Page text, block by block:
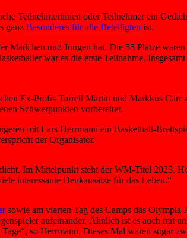
Teilnehmerinnen oder Teilnehmer ein
ganz Besonderes für alle Beteiligten ist.
Mädchen und Jungen hat. Die 55 Plätze
war es die erste Teilnahme.
Ex-Profis Torrell Martin und Markkus Carr
Schwerpunkten vorbereitet.
mit Lars Herrmann ein Basketball-
der Organisator.
Im Mittelpunkt steht der WM-Titel 2023.
interessante Denkansätze für das Leben.“
sowie am vierten Tag des Camps das
aufeinander. Ähnlich ist es auch mit
so Herrmann. Dieses Mal waren sogar